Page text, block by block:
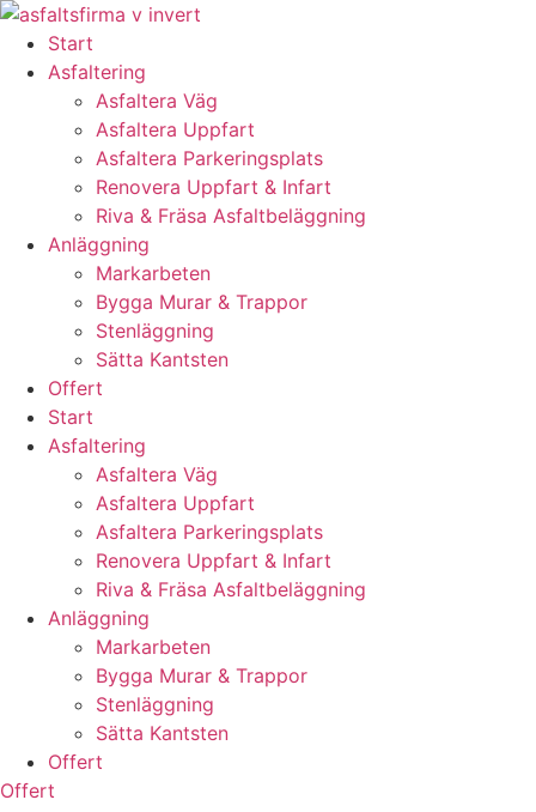
Skip
content
Start
Asfaltering
Asfaltera Väg
Asfaltera Uppfart
Asfaltera Parkeringsplats
Renovera Uppfart & Infart
Riva & Fräsa Asfaltbeläggning
Anläggning
Markarbeten
Bygga Murar & Trappor
Stenläggning
Sätta Kantsten
Offert
Start
Asfaltering
Asfaltera Väg
Asfaltera Uppfart
Asfaltera Parkeringsplats
Renovera Uppfart & Infart
Riva & Fräsa Asfaltbeläggning
Anläggning
Markarbeten
Bygga Murar & Trappor
Stenläggning
Sätta Kantsten
Offert
Offert